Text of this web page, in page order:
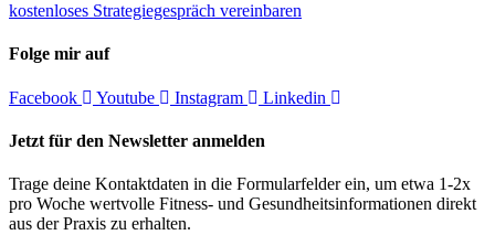
kostenloses Strategiegespräch vereinbaren
Folge mir auf
Facebook Youtube Instagram Linkedin
Jetzt für den Newsletter anmelden
Trage deine Kontaktdaten in die Formularfelder ein, um etwa 1-2x
pro Woche wertvolle Fitness- und Gesundheitsinformationen direkt
aus der Praxis zu erhalten.